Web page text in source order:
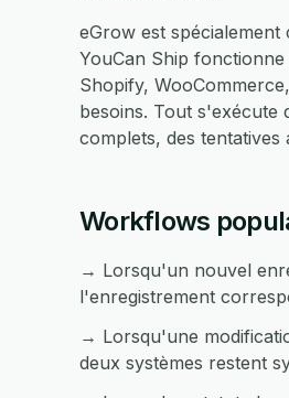
eGrow est
YouCan Ship
Shopify,
besoins. Tout s'exécute
complets, des
Workflows
→ Lorsqu'un nouvel
l'enregistrement
→ Lorsqu'une
deux systèmes restent